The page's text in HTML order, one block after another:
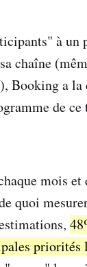
à un
chaîne
Booking a la
de ce
mois et
quoi
priorités